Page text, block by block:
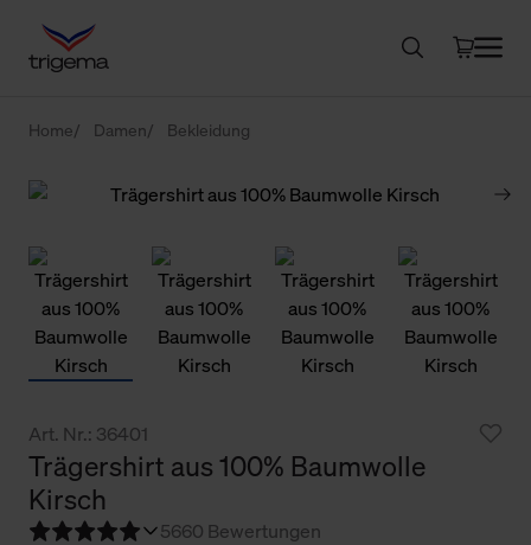
Home Damen Bekleidung
Art. Nr.: 36401
Trägershirt aus 100% Baumwolle
Kirsch
5660 Bewertungen